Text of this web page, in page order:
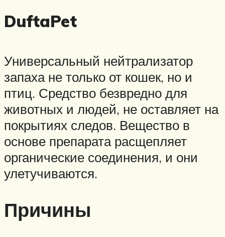
DuftaPet
Универсальный нейтрализатор
запаха не только от кошек, но и
птиц. Средство безвредно для
животных и людей, не оставляет на
покрытиях следов. Вещество в
основе препарата расщепляет
органические соединения, и они
улетучиваются.
Причины